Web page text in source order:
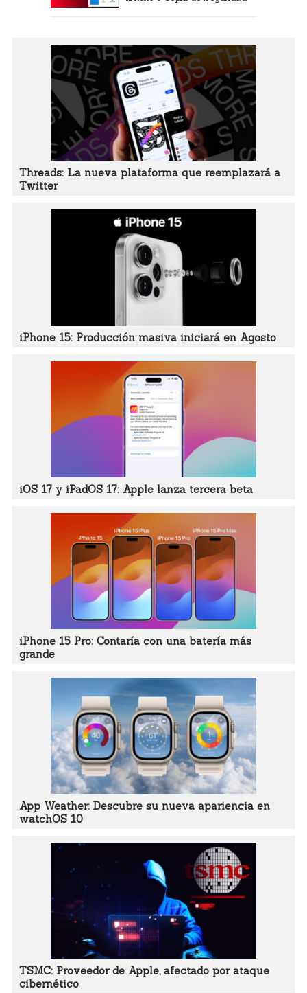
Threads: La nueva plataforma que reemplazará a
Twitter
iPhone 15: Producción masiva iniciará en Agosto
iOS 17 y iPadOS 17: Apple lanza tercera beta
iPhone 15 Pro: Contaría con una batería más
grande
App Weather: Descubre su nueva apariencia en
watchOS 10
TSMC: Proveedor de Apple, afectado por ataque
cibernético